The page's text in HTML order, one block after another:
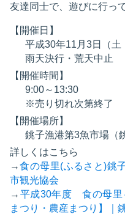
友達同士で、遊びに行っ
【開催日】
平成30年11月3日（土
雨天決行・荒天中止
【開催時間】
9:00～13:30
※売り切れ次第終了
【開催場所】
銚子漁港第3魚市場（
詳しくはこちら
→食の母里(ふるさと)銚
市観光協会
→ 平成30年度 食の母
まつり・農産まつり】｜